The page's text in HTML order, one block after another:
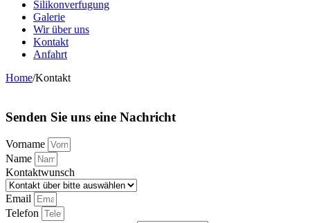
Silikonverfugung
Galerie
Wir über uns
Kontakt
Anfahrt
Home/Kontakt
Senden Sie uns eine Nachricht
Vorname
Name
Kontaktwunsch
Email
Telefon